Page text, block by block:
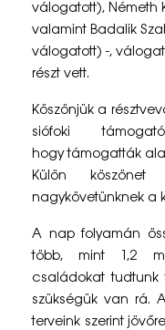
d
a
m
e
n
t
G
o
n
válogatott), Németh
valamint Badalik
válogatott) -,
részt vett.
Köszönjük a
siófoki
hogy támogatták
Külön köszönet
nagykövetünknek a
A nap folyamán
több, mint 1,2
családokat tudtunk
szükségük van rá.
terveink szerint